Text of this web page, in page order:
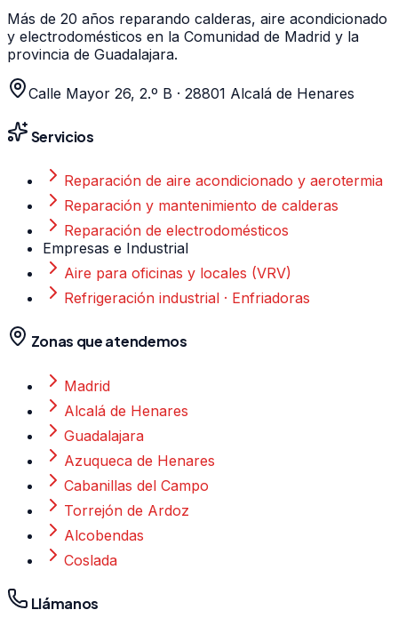
Más de 20 años reparando calderas, aire acondicionado
y electrodomésticos en la Comunidad de Madrid y la
provincia de Guadalajara.
Calle Mayor 26, 2.º B · 28801 Alcalá de Henares
Servicios
Reparación de aire acondicionado y aerotermia
Reparación y mantenimiento de calderas
Reparación de electrodomésticos
Empresas e Industrial
Aire para oficinas y locales (VRV)
Refrigeración industrial · Enfriadoras
Zonas que atendemos
Madrid
Alcalá de Henares
Guadalajara
Azuqueca de Henares
Cabanillas del Campo
Torrejón de Ardoz
Alcobendas
Coslada
Llámanos